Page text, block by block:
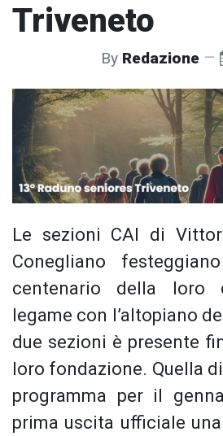
Triveneto
By Redazione
Le sezioni CAI di
Conegliano
centenario della loro
legame con l’altopiano
due sezioni è presente
loro fondazione. Quella
programma per il
prima uscita ufficiale